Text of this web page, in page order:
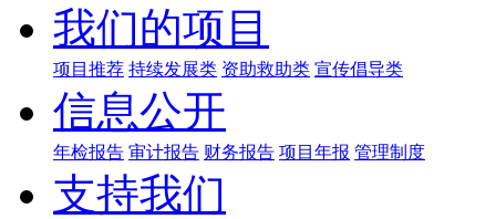
我们的项目
项目推荐 持续发展类 资助救助类 宣传倡导类
信息公开
年检报告 审计报告 财务报告 项目年报 管理制度
支持我们